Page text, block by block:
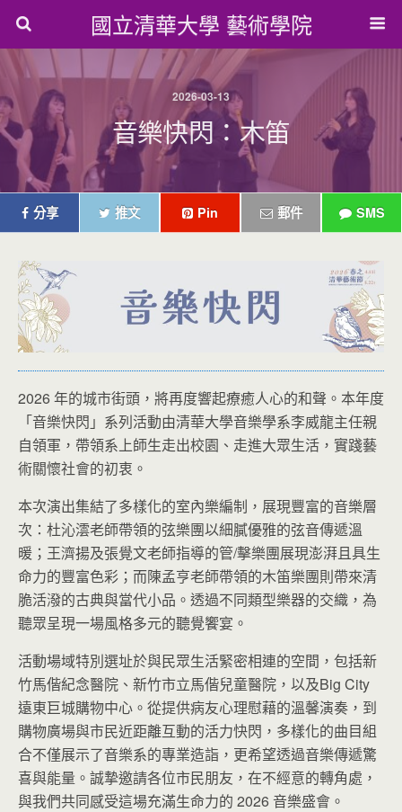
國立清華大學 藝術學院
2026-03-13
音樂快閃：木笛
分享 推文 Pin 郵件 SMS
2026 年的城市街頭，將再度響起療癒人心的和聲。本年度
「音樂快閃」系列活動由清華大學音樂學系李威龍主任親
自領軍，帶領系上師生走出校園、走進大眾生活，實踐藝
術關懷社會的初衷。
本次演出集結了多樣化的室內樂編制，展現豐富的音樂層
次：杜沁澐老師帶領的弦樂團以細膩優雅的弦音傳遞溫
暖；王濟揚及張覺文老師指導的管/擊樂團展現澎湃且具生
命力的豐富色彩；而陳孟亨老師帶領的木笛樂團則帶來清
脆活潑的古典與當代小品。透過不同類型樂器的交織，為
聽眾呈現一場風格多元的聽覺饗宴。
活動場域特別選址於與民眾生活緊密相連的空間，包括新
竹馬偕紀念醫院、新竹市立馬偕兒童醫院，以及Big City
遠東巨城購物中心。從提供病友心理慰藉的溫馨演奏，到
購物廣場與市民近距離互動的活力快閃，多樣化的曲目組
合不僅展示了音樂系的專業造詣，更希望透過音樂傳遞驚
喜與能量。誠摯邀請各位市民朋友，在不經意的轉角處，
與我們共同感受這場充滿生命力的 2026 音樂盛會。